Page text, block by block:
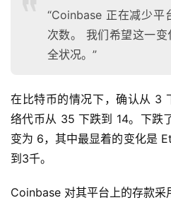
“Coinbase 正在减少平
次数。 我们希望这一
全状况。”
在比特币的情况下，确认从 3
络代币从 35 下跌到 14。下跌
变为 6，其中最显着的变化是
到3千。
Coinbase 对其平台上的存款采